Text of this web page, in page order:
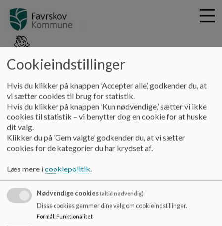
i
Hadbjerg Skole
Fakta om skolen For studerende
For studerende
Her kan studerende se deres uddannelsesplan.
Dokumenter
Uddannelsesplan 2025-26 Hadbjerg Skole.pdf
Cookieindstillinger
Hvis du klikker på knappen ’Accepter alle’, godkender du, at
vi sætter cookies til brug for statistik.
Hvis du klikker på knappen ’Kun nødvendige,’ sætter vi ikke
cookies til statistik – vi benytter dog en cookie for at huske
dit valg.
Klikker du på ’Gem valgte’ godkender du, at vi sætter
cookies for de kategorier du har krydset af.
Læs mere icookiepolitik.
Nødvendige cookies(altid nødvendig)
Disse cookies gemmer dine valg om cookieindstillinger.
Formål: Funktionalitet